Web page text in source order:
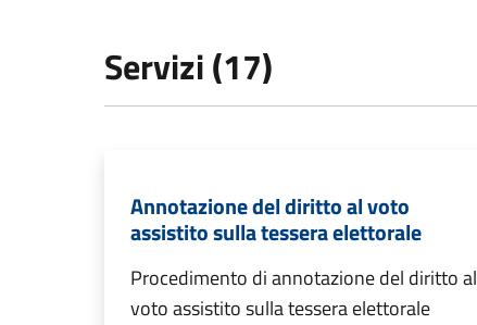
Servizi (17)
Annotazione del diritto al voto
assistito sulla tessera elettorale
Procedimento di annotazione del diritto al
voto assistito sulla tessera elettorale